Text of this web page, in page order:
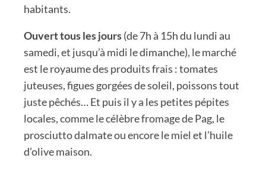
habitants.
Ouvert tous les jours(de 7h à 15h du lundi au
samedi, et jusqu’à midi le dimanche), le marché
est le royaume des produits frais : tomates
juteuses, figues gorgées de soleil, poissons tout
juste pêchés… Et puis il y a les petites pépites
locales, comme le célèbre fromage de Pag, le
prosciutto dalmate ou encore le miel et l’huile
d’olive maison.